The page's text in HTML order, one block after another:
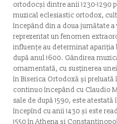
ortodocşi dintre anii 1230-1290
muzical eclesiastic ortodox,
începând din a doua jumătate a
reprezentat un fenomen
influenţe au determinat apariţia
după anul 1600. Gândirea
ornamentată, cu susţinerea
în Biserica Ortodoxă şi preluată
continuoîncepând cu Claudio
sale de după 1590, este
începînd cu anii 1430 şi este
1550 în Athena şi